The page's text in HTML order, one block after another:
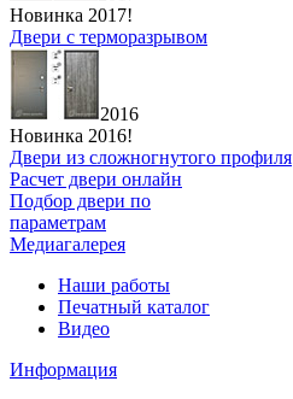
Новинка 2017!
Двери с терморазрывом
2016
Новинка 2016!
Двери из сложногнутого профиля
Расчет двери онлайн
Подбор двери по
параметрам
Медиагалерея
Наши работы
Печатный каталог
Видео
Информация